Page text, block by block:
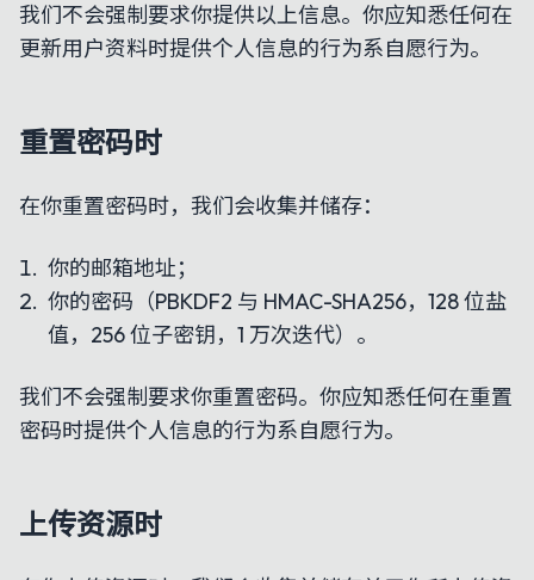
我们不会强制要求你提供以上信息。你应知悉任何在
更新用户资料时提供个人信息的行为系自愿行为。
重置密码时
在你重置密码时，我们会收集并储存：
你的邮箱地址；
你的密码（PBKDF2 与 HMAC-SHA256，128 位盐
值，256 位子密钥，1 万次迭代）。
我们不会强制要求你重置密码。你应知悉任何在重置
密码时提供个人信息的行为系自愿行为。
上传资源时